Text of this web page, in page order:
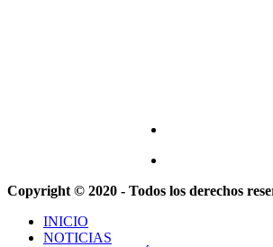
Copyright © 2020 - Todos los derechos
INICIO
NOTICIAS